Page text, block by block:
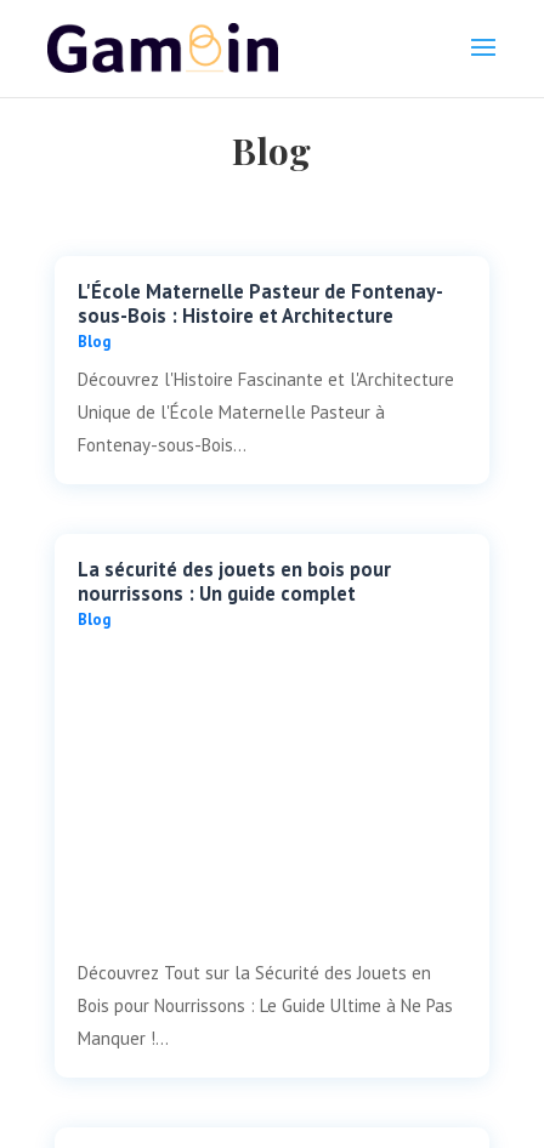
Blog
L'École Maternelle Pasteur de Fontenay-
sous-Bois : Histoire et Architecture
Blog
Découvrez l'Histoire Fascinante et l'Architecture
Unique de l'École Maternelle Pasteur à
Fontenay-sous-Bois...
La sécurité des jouets en bois pour
nourrissons : Un guide complet
Blog
Découvrez Tout sur la Sécurité des Jouets en
Bois pour Nourrissons : Le Guide Ultime à Ne Pas
Manquer !...